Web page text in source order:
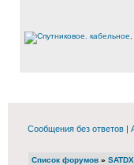
Сообщения без ответов |
Список форумов »